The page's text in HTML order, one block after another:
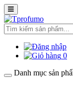
0
Danh mục sản